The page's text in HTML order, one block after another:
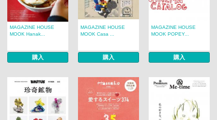
MAGAZINE HOUSE
MOOK Hanak...
購入
MAGAZINE HOUSE
MOOK Casa ...
購入
MAGAZINE HOUSE
MOOK POPEY...
購入